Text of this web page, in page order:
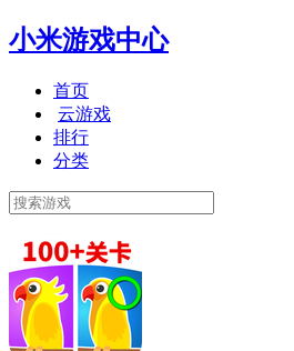
小米游戏中心
首页
云游戏
排行
分类